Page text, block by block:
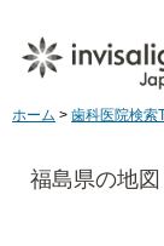
ホーム > 歯科医院検索
福島県の地図